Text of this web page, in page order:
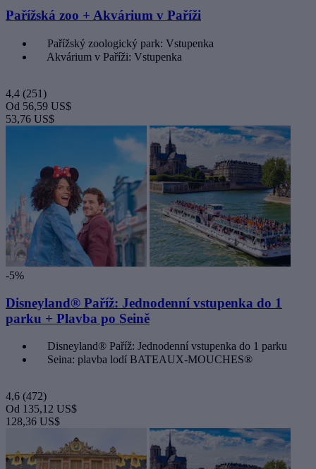
Pařížská zoo + Akvárium v Paříži
Pařížský zoologický park: Vstupenka
Akvárium v Paříži: Vstupenka
4,4 (251)
Od 56,59 US$
53,76 US$
-5%
Disneyland® Paříž: Jednodenní vstupenka do 1
parku + Plavba po Seině
Disneyland® Paříž: Jednodenní vstupenka do 1 parku
Seina: plavba lodí BATEAUX-MOUCHES®
4,6 (472)
Od 135,12 US$
128,36 US$